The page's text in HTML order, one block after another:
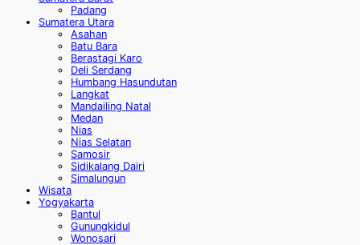
Padang
Sumatera Utara
Asahan
Batu Bara
Berastagi Karo
Deli Serdang
Humbang Hasundutan
Langkat
Mandailing Natal
Medan
Nias
Nias Selatan
Samosir
Sidikalang Dairi
Simalungun
Wisata
Yogyakarta
Bantul
Gunungkidul
Wonosari